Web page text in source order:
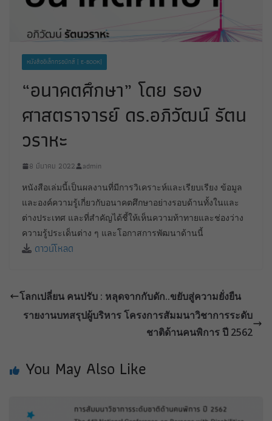
หนังสืออิเล็กทรอนิกส์ [ E-BOOK]
“อนาคตศึกษา” โดย รอง
ศาสตราจารย์ ดร.อภิวัฒน์ รัตน
วราหะ
8 มีนาคม 2022
admin
หนังสือเล่มนี้เป็นผลงานที่มีการวิเคราะห์และเรียบเรียง ข้อมูล
และองค์ความรู้เกี่ยวกับอนาคตศึกษาอย่างรอบด้านทั้งในและ
ต่างประเทศ และที่สำคัญได้ชี้ให้เห็นความท้าทายและช่องว่าง
ความรู้ประเด็นต่าง ๆ และโอกาสการพัฒนาด้านนี้
ดาวน์โหลด
โลกเปลี่ยน คนปรับ : หลุดจากกับดัก..ขยับสู่ความยั่งยืน
รายงานบทสรุปผู้บริหาร โครงการสัมมนาวิชาการระดับ
ชาติด้านคนพิการ ปี 2562
You May Also Like